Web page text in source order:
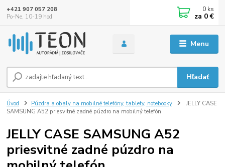
Menu
Hľadať
+421 907 057 208
Po-Ne, 10-19 hod
0 ks
za 0 €
Úvod Púzdra a obaly na mobilné telefóny, tablety, notebooky
JELLY CASE
SAMSUNG A52 priesvitné zadné púzdro na mobilný telefón
JELLY CASE SAMSUNG A52
priesvitné zadné púzdro na